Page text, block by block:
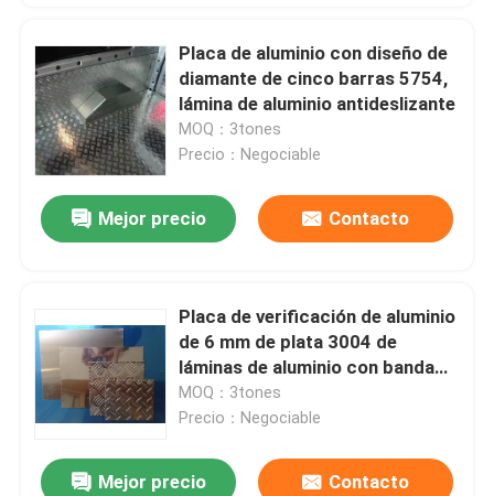
Placa de aluminio con diseño de
diamante de cinco barras 5754,
lámina de aluminio antideslizante
MOQ：3tones
Precio：Negociable
Mejor precio Contacto
Placa de verificación de aluminio
de 6 mm de plata 3004 de
láminas de aluminio con banda
de rodadura de diamante
MOQ：3tones
Precio：Negociable
Mejor precio Contacto